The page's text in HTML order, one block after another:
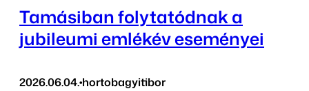
Tamásiban folytatódnak a
jubileumi emlékév eseményei
2026.06.04.•hortobagyitibor